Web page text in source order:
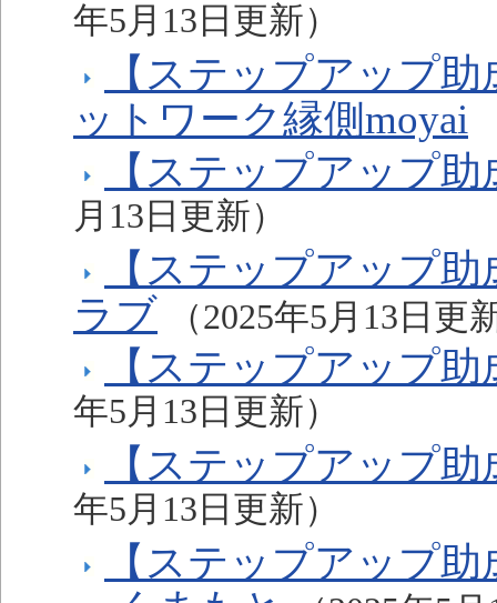
年5月13日更新）
【ステップアップ
ットワーク縁側moyai
【ステップアップ
月13日更新）
【ステップアップ
ラブ
（2025年5月13日更
【ステップアップ
年5月13日更新）
【ステップアップ
年5月13日更新）
【ステップアップ